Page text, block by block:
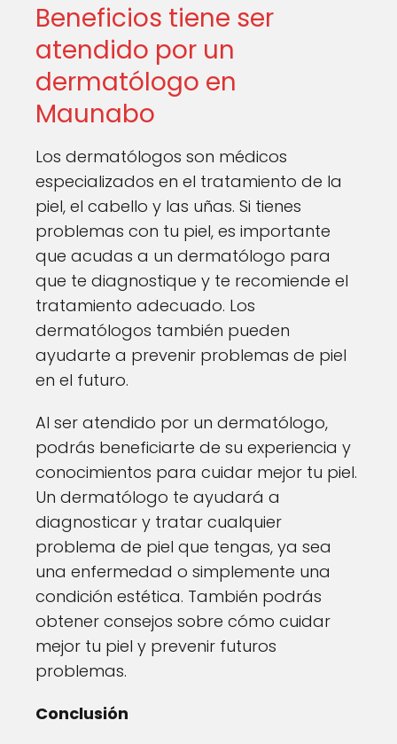
Beneficios tiene ser
atendido por un
dermatólogo en
Maunabo
Los dermatólogos son médicos
especializados en el tratamiento de la
piel, el cabello y las uñas. Si tienes
problemas con tu piel, es importante
que acudas a un dermatólogo para
que te diagnostique y te recomiende el
tratamiento adecuado. Los
dermatólogos también pueden
ayudarte a prevenir problemas de piel
en el futuro.
Al ser atendido por un dermatólogo,
podrás beneficiarte de su experiencia y
conocimientos para cuidar mejor tu piel.
Un dermatólogo te ayudará a
diagnosticar y tratar cualquier
problema de piel que tengas, ya sea
una enfermedad o simplemente una
condición estética. También podrás
obtener consejos sobre cómo cuidar
mejor tu piel y prevenir futuros
problemas.
Conclusión